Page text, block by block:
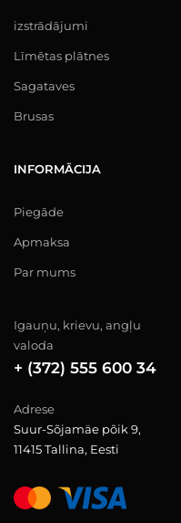
izstrādājumi
Līmētas plātnes
Sagataves
Brusas
INFORMĀCIJA
Piegāde
Apmaksa
Par mums
Igauņu, krievu, angļu
valoda
+ (372) 555 600 34
Adrese
Suur-Sõjamäe põik 9,
11415 Tallina, Eesti